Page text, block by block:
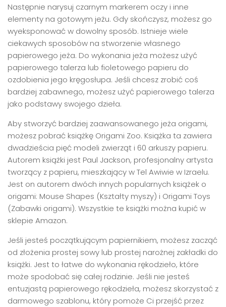
Następnie narysuj czarnym markerem oczy i inne
elementy na gotowym jeżu. Gdy skończysz, możesz go
wyeksponować w dowolny sposób. Istnieje wiele
ciekawych sposobów na stworzenie własnego
papierowego jeża. Do wykonania jeża możesz użyć
papierowego talerza lub fioletowego papieru do
ozdobienia jego kręgosłupa. Jeśli chcesz zrobić coś
bardziej zabawnego, możesz użyć papierowego talerza
jako podstawy swojego dzieła.
Aby stworzyć bardziej zaawansowanego jeża origami,
możesz pobrać książkę Origami Zoo. Książka ta zawiera
dwadzieścia pięć modeli zwierząt i 60 arkuszy papieru.
Autorem książki jest Paul Jackson, profesjonalny artysta
tworzący z papieru, mieszkający w Tel Awiwie w Izraelu.
Jest on autorem dwóch innych popularnych książek o
origami: Mouse Shapes (Kształty myszy) i Origami Toys
(Zabawki origami). Wszystkie te książki można kupić w
sklepie Amazon.
Jeśli jesteś początkującym papiernikiem, możesz zacząć
od złożenia prostej sowy lub prostej narożnej zakładki do
książki. Jest to łatwe do wykonania rękodzieło, które
może spodobać się całej rodzinie. Jeśli nie jesteś
entuzjastą papierowego rękodzieła, możesz skorzystać z
darmowego szablonu, który pomoże Ci przejść przez